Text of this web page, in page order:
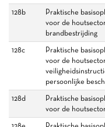
128b
Praktische
voor de
brandbestrijding
128c
Praktische
voor de
persoonlijke
128d
Praktische
voor de